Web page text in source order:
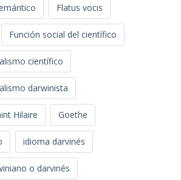
Flatus vocis
Función social del científico
científico
darwinista
Hilaire Goethe
idioma darvinés
o darvinés